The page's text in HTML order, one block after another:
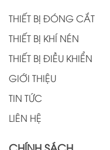
THIẾT BỊ ĐÓNG CẮT
THIẾT BỊ KHÍ NÉN
THIẾT BỊ ĐIỀU KHIỂN
GIỚI THIỆU
TIN TỨC
LIÊN HỆ